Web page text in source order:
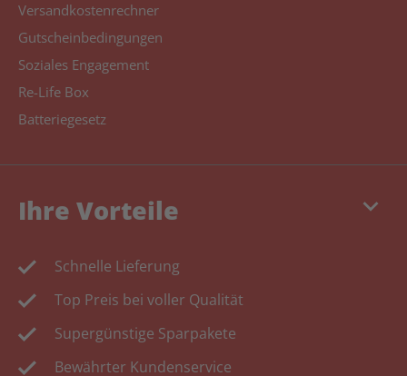
Versandkostenrechner
Gutscheinbedingungen
Soziales Engagement
Re-Life Box
Batteriegesetz
keyboard_arrow_down
Ihre Vorteile
Schnelle Lieferung
Top Preis bei voller Qualität
Supergünstige Sparpakete
Bewährter Kundenservice